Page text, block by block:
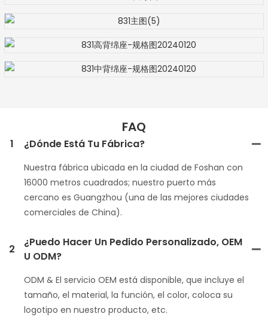
FAQ
1 ¿Dónde Está Tu Fábrica?
Nuestra fábrica ubicada en la ciudad de Foshan con
16000 metros cuadrados; nuestro puerto más
cercano es Guangzhou (una de las mejores ciudades
comerciales de China).
2
¿Puedo Hacer Un Pedido Personalizado, OEM
U ODM?
ODM & El servicio OEM está disponible, que incluye el
tamaño, el material, la función, el color, coloca su
logotipo en nuestro producto, etc.